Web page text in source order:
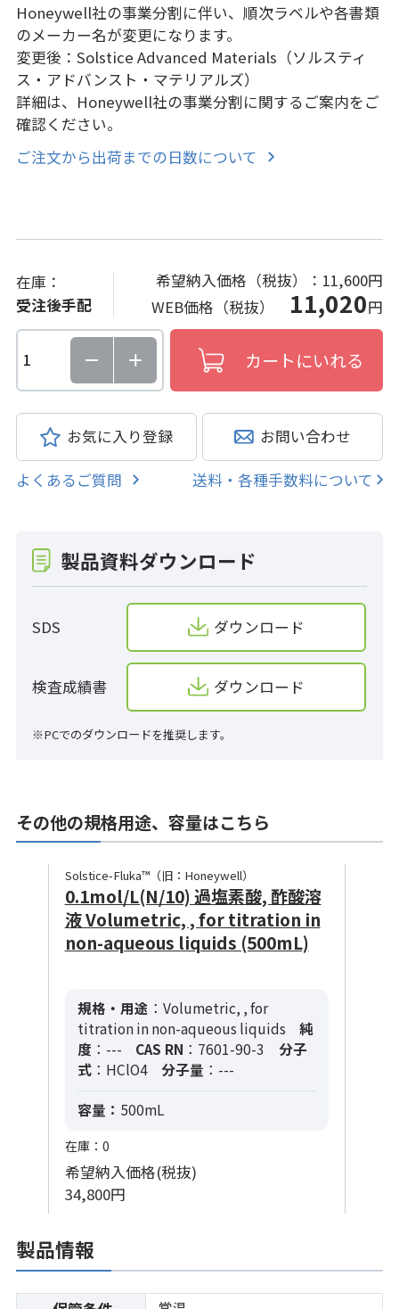
Honeywell社の事業分割に伴い、順次ラベルや各書類
のメーカー名が変更になります。
変更後：Solstice Advanced Materials（ソルスティ
ス・アドバンスト・マテリアルズ）
詳細は、Honeywell社の事業分割に関するご案内をご
確認ください。
ご注文から出荷までの日数について
在庫：
受注後手配
希望納入価格（税抜）： 11,600円
WEB価格（税抜） 11,020円
お気に入り登録 お問い合わせ
よくあるご質問 送料・各種手数料について
製品資料ダウンロード
SDS ダウンロード
検査成績書 ダウンロード
※PCでのダウンロードを推奨します。
その他の規格用途、容量はこちら
Solstice-Fluka™（旧：Honeywell）
0.1mol/L(N/10) 過塩素酸, 酢酸溶
液 Volumetric, , for titration in
non-aqueous liquids (500mL)
規格・用途 ：Volumetric, , for
titration in non-aqueous liquids
純
度 ：--- CAS RN ：7601-90-3
分子
式：HClO4 分子量 ：---
容量： 500mL
在庫：0
希望納入価格(税抜)
34,800円
製品情報